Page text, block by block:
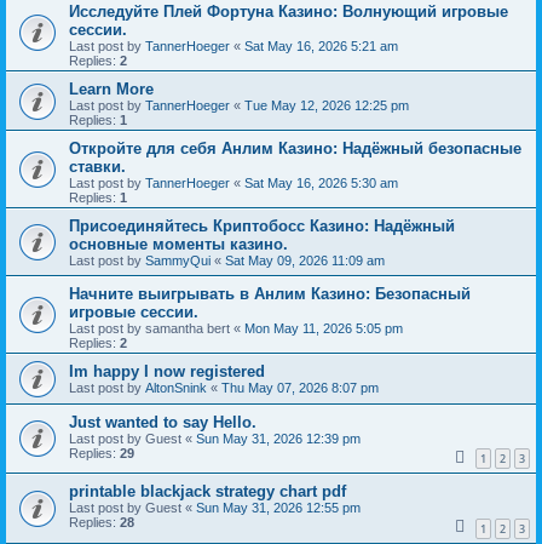
Исследуйте Плей Фортуна Казино: Волнующий игровые
сессии.
Last post by TannerHoeger « Sat May 16, 2026 5:21 am
Replies: 2
Learn More
Last post by TannerHoeger « Tue May 12, 2026 12:25 pm
Replies: 1
Откройте для себя Анлим Казино: Надёжный безопасные
ставки.
Last post by TannerHoeger « Sat May 16, 2026 5:30 am
Replies: 1
Присоединяйтесь Криптобосс Казино: Надёжный
основные моменты казино.
Last post by SammyQui « Sat May 09, 2026 11:09 am
Начните выигрывать в Анлим Казино: Безопасный
игровые сессии.
Last post by samantha bert « Mon May 11, 2026 5:05 pm
Replies: 2
Im happy I now registered
Last post by AltonSnink « Thu May 07, 2026 8:07 pm
Just wanted to say Hello.
Last post by Guest « Sun May 31, 2026 12:39 pm
Replies: 29 1 2 3
printable blackjack strategy chart pdf
Last post by Guest « Sun May 31, 2026 12:55 pm
Replies: 28 1 2 3